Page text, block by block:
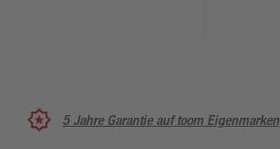
5 Jahre Garantie auf toom Eigenmarken